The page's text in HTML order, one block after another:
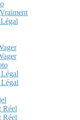
Réel
Réel